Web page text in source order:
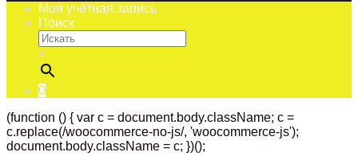
Моя учётная запись
Поиск
×
0
(function () { var c = document.body.className; c =
c.replace(/woocommerce-no-js/, 'woocommerce-js');
document.body.className = c; })();